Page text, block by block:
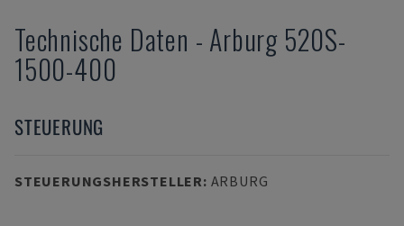
Technische Daten - Arburg 520S-
1500-400
STEUERUNG
STEUERUNGSHERSTELLER: ARBURG